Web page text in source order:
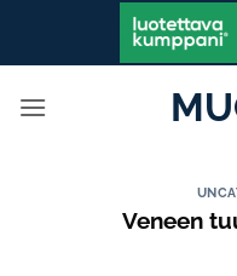
Veneen